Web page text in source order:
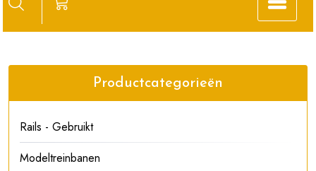
Productcategorieën
Rails - Gebruikt
Modeltreinbanen